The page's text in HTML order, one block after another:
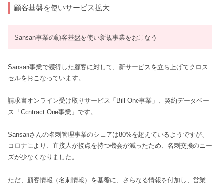
顧客基盤を使いサービス拡大
Sansan事業の顧客基盤を使い新規事業をおこなう
Sansan事業で獲得した顧客に対して、新サービスを立ち上げてクロス
セルをおこなっています。
請求書オンライン受け取りサービス「Bill One事業」、契約データベー
ス「Contract One事業」です。
Sansanさんの名刺管理事業のシェアは80%を超えているようですが、
コロナにより、直接人が接点を持つ機会が減ったため、名刺交換のニー
ズが少なくなりました。
ただ、顧客情報（名刺情報）を基盤に、さらなる情報を付加し、営業